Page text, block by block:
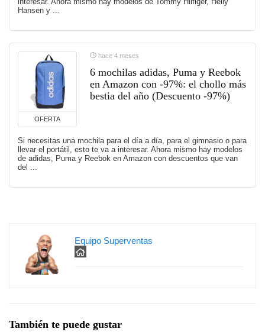
Hansen y ...
OFERTA
hace 4 meses
6 mochilas adidas, Puma y Reebok
en Amazon con -97%: el chollo más
bestia del año (Descuento -97%)
Si necesitas una mochila para el día a día, para el gimnasio o para
llevar el portátil, esto te va a interesar. Ahora mismo hay modelos
de adidas, Puma y Reebok en Amazon con descuentos que van
del ...
Equipo Superventas
También te puede gustar